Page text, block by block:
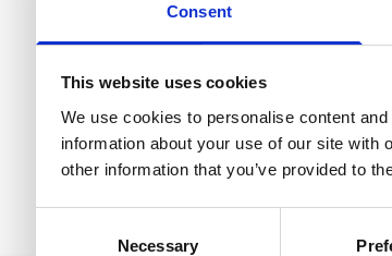
Consent
This website uses cookies
We use cookies to personalise content
information about your use of our site with
other information that you’ve provided to
Necessary
Varför
Det